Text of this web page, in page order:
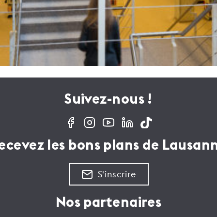
Suivez-nous !
les bons plans de
S'inscrire
Nos partenaires